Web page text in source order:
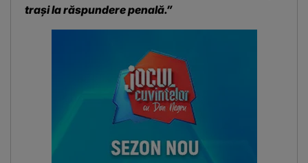
trași la răspundere penală.”